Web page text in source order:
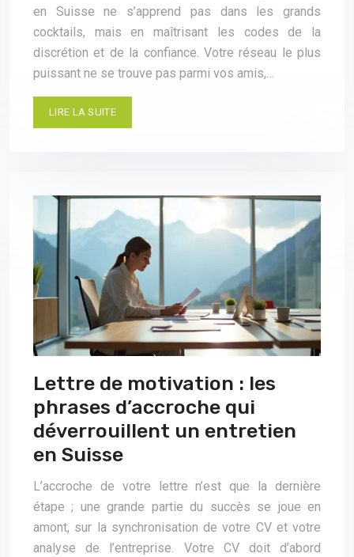
en Suisse ne s’apprend pas dans les grands
cocktails, mais en maîtrisant les codes de la
discrétion et de la confiance. Votre réseau le plus
puissant ne se trouve pas parmi vos amis,…
LIRE LA SUITE
Lettre de motivation : les
phrases d’accroche qui
déverrouillent un entretien
en Suisse
L’accroche de votre lettre n’est que la dernière
étape ; une grande partie du succès se joue en
amont, sur la synchronisation de votre CV et votre
analyse de l’entreprise. Votre CV doit d’abord